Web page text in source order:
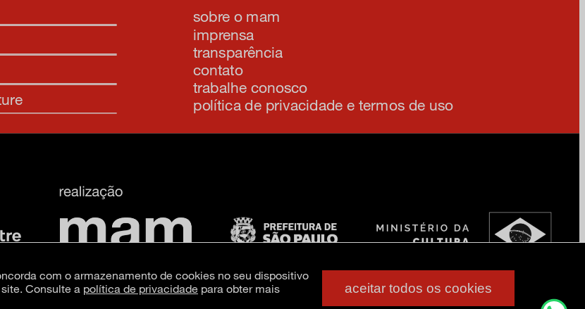
sobre o mam
imprensa
transparência
contato
trabalhe conosco
política de privacidade e termos de uso
com o armazenamento de cookies no seu dispositivo
Consulte a política de privacidade para obter mais
aceitar todos os cookies